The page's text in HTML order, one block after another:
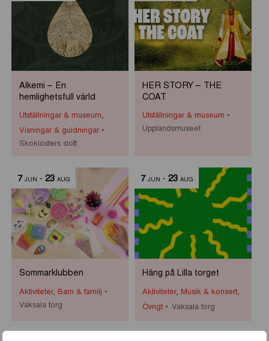
Alkemi – En
hemlighetsfull värld
Utställningar & museum,
Visningar & guidningar
Skoklosters slott
HER STORY – THE
COAT
Utställningar & museum
Upplandsmuseet
7 JUN - 23 AUG
Sommarklubben
Aktiviteter, Barn & familj
Vaksala torg
7 JUN - 23 AUG
Häng på Lilla torget
Aktiviteter, Musik & konsert,
Övrigt
Vaksala torg